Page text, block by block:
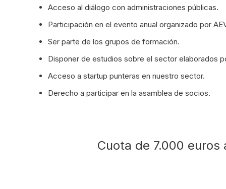
Acceso al diálogo con administraciones públicas.
Participación en el evento anual organizado por
Ser parte de los grupos de formación.
Disponer de estudios sobre el sector elaborados
Acceso a startup punteras en nuestro sector.
Derecho a participar en la asamblea de socios.
Cuota de 7.000 euros